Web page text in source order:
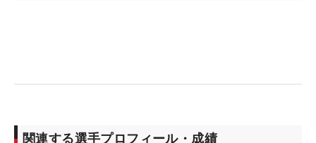
関連する選手プロフィール・成績